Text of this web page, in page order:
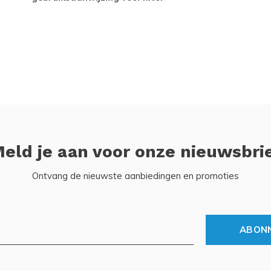
je aan voor onze
Ontvang de nieuwste aanbiedingen en promoties